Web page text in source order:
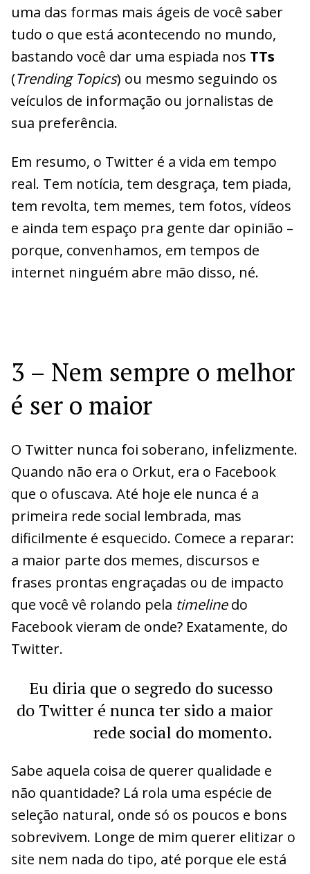
uma das formas mais ágeis de você saber
tudo o que está acontecendo no mundo,
bastando você dar uma espiada nos TTs
(Trending Topics) ou mesmo seguindo os
veículos de informação ou jornalistas de
sua preferência.
Em resumo, o Twitter é a vida em tempo
real. Tem notícia, tem desgraça, tem piada,
tem revolta, tem memes, tem fotos, vídeos
e ainda tem espaço pra gente dar opinião –
porque, convenhamos, em tempos de
internet ninguém abre mão disso, né.
3 – Nem sempre o melhor
é ser o maior
O Twitter nunca foi soberano, infelizmente.
Quando não era o Orkut, era o Facebook
que o ofuscava. Até hoje ele nunca é a
primeira rede social lembrada, mas
dificilmente é esquecido. Comece a reparar:
a maior parte dos memes, discursos e
frases prontas engraçadas ou de impacto
que você vê rolando pela timelinedo
Facebook vieram de onde? Exatamente, do
Twitter.
Eu diria que o segredo do sucesso
do Twitter é nunca ter sido a maior
rede social do momento.
Sabe aquela coisa de querer qualidade e
não quantidade? Lá rola uma espécie de
seleção natural, onde só os poucos e bons
sobrevivem. Longe de mim querer elitizar o
site nem nada do tipo, até porque ele está